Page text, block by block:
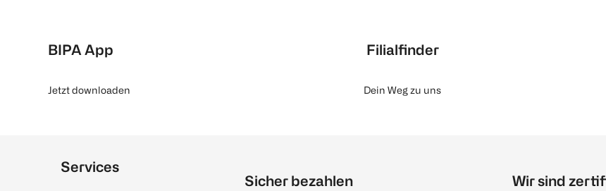
BIPA App
Jetzt downloaden
Filialfinder
Dein Weg zu uns
Services
Sicher bezahlen Wir sind